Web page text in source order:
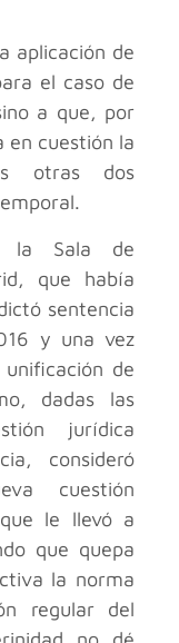
aplicación de
el caso de
a que, por
en cuestión la
otras dos
la Sala de
que había
sentencia
y una vez
de
dadas las
jurídica
consideró
cuestión
le llevó a
que quepa
la norma
regular del